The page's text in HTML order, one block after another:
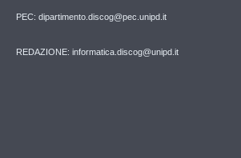
PEC: dipartimento.discog@pec.unipd.it
REDAZIONE: informatica.discog@unipd.it